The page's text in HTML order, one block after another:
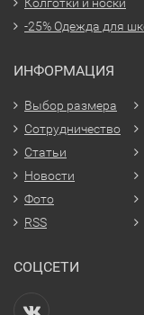
Колготки и носки
-25% Одежда для
ИНФОРМАЦИЯ
Выбор размера
Сотрудничество
Статьи
Новости
Фото
RSS
СОЦСЕТИ